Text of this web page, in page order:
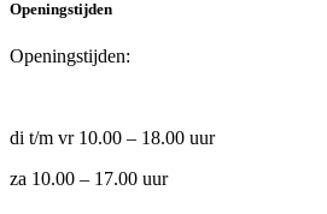
Openingstijden
Openingstijden:
di t/m vr 10.00 – 18.00 uur
za 10.00 – 17.00 uur